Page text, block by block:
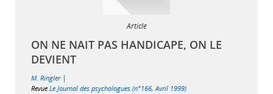
Article
ON NE NAIT PAS HANDICAPE, ON LE
DEVIENT
M. Ringler |
Revue Le Journal des psychologues (n°166, Avril 1999)